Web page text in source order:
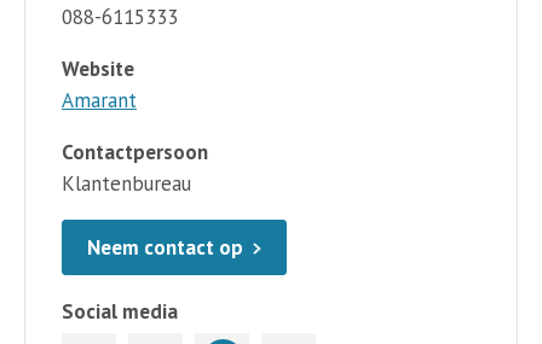
088-6115333
Website
Amarant
Contactpersoon
Klantenbureau
Neem contact op
Social media